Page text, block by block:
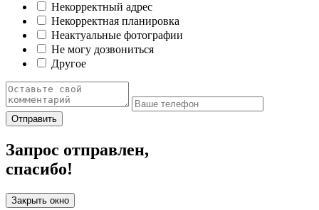
Некорректный адрес
Некорректная планировка
Неактуальные фотографии
Не могу дозвониться
Другое
Отправить
Запрос отправлен,
спасибо!
Закрыть окно